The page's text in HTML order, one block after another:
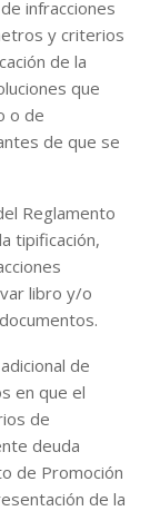
infracciones
y criterios
de la
que
o de
de que se
Reglamento
tipificación,
libro y/o
de
en que el
de
deuda
de Promoción
de la